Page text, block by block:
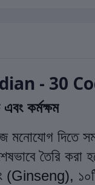
- 30
কর্মক্ষম
মনোযোগ দিতে
তৈরি করা
(Ginseng),